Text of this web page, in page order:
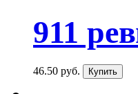
911
46.50 руб.